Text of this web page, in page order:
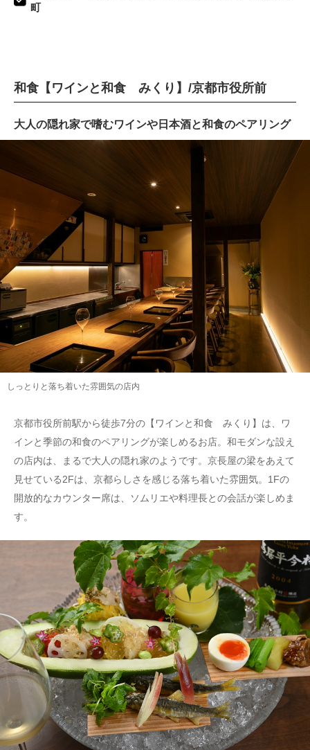
町
和食【ワインと和食 みくり】/京都市役所前
大人の隠れ家で嗜むワインや日本酒と和食のペアリング
しっとりと落ち着いた雰囲気の店内
京都市役所前駅から徒歩7分の【ワインと和食 みくり】は、ワ
インと季節の和食のペアリングが楽しめるお店。和モダンな設え
の店内は、まるで大人の隠れ家のようです。京長屋の梁をあえて
見せている2Fは、京都らしさを感じる落ち着いた雰囲気。1Fの
開放的なカウンター席は、ソムリエや料理長との会話が楽しめま
す。